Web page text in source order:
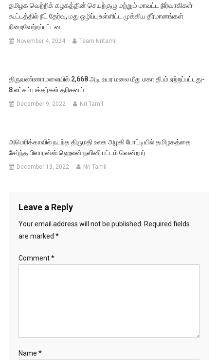
தமிழக வெற்றிக் கழகத்தின் செயற்குழு மற்றும் மாவட்ட நிர்வாகிகள்
கூட்டத்தில் நீட் தேர்வு, மது ஒழிப்பு உள்ளிட்ட முக்கிய தீர்மானங்கள்
நிறைவேற்றப்பட்டன.
November 4, 2024 Team Nritamil
திருவண்ணாமலையில் 2,668 அடி உயர மலை மீது மகா தீபம் ஏற்றப்பட்டது-
8 லட்சம் பக்தர்கள் தரிசனம்
December 9, 2022 Nri Tamil
அமெரிக்காவில் நடந்த திருமதி உலக அழகி போட்டியில் தமிழகத்தை
சேர்ந்த பிளாரன்ஸ் ஹெலன் நளினி பட்டம் வென்றார்
December 13, 2022 Nri Tamil
Leave a Reply
Your email address will not be published.
Required fields
are marked *
Comment*
Name *